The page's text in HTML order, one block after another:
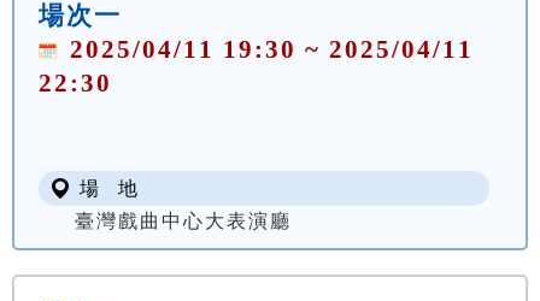
場次一
2025/04/11 19:30 ~ 2025/04/11
22:30
場 地
臺灣戲曲中心大表演廳